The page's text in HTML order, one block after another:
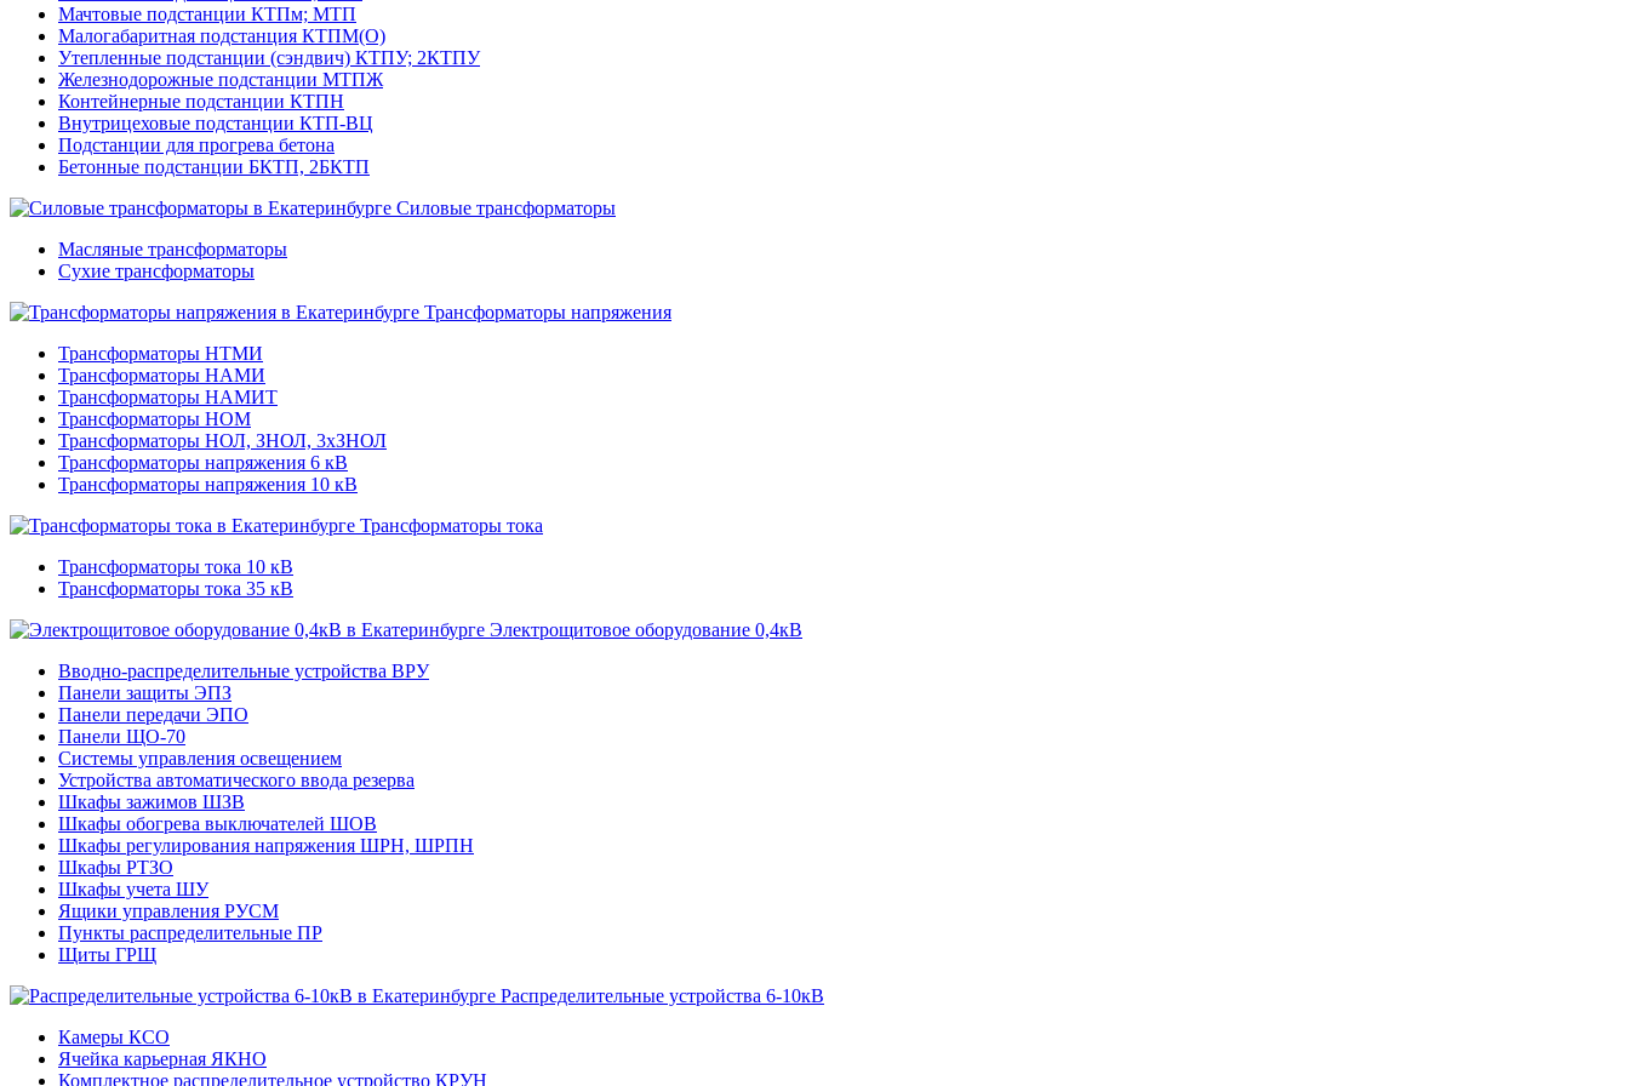
Мачтовые подстанции КТПм; МТП
Малогабаритная подстанция КТПМ(О)
Утепленные подстанции (сэндвич) КТПУ; 2КТПУ
Железнодорожные подстанции МТПЖ
Контейнерные подстанции КТПН
Внутрицеховые подстанции КТП-ВЦ
Подстанции для прогрева бетона
Бетонные подстанции БКТП, 2БКТП
Силовые трансформаторы
Масляные трансформаторы
Сухие трансформаторы
Трансформаторы напряжения
Трансформаторы НТМИ
Трансформаторы НАМИ
Трансформаторы НАМИТ
Трансформаторы НОМ
Трансформаторы НОЛ, ЗНОЛ, 3хЗНОЛ
Трансформаторы напряжения 6 кВ
Трансформаторы напряжения 10 кВ
Трансформаторы тока
Трансформаторы тока 10 кВ
Трансформаторы тока 35 кВ
Электрощитовое оборудование 0,4кВ
Вводно-распределительные устройства ВРУ
Панели защиты ЭПЗ
Панели передачи ЭПО
Панели ЩО-70
Системы управления освещением
Устройства автоматического ввода резерва
Шкафы зажимов ШЗВ
Шкафы обогрева выключателей ШОВ
Шкафы регулирования напряжения ШРН, ШРПН
Шкафы РТЗО
Шкафы учета ШУ
Ящики управления РУСМ
Пункты распределительные ПР
Щиты ГРЩ
Распределительные устройства 6-10кВ
Камеры КСО
Ячейка карьерная ЯКНО
Комплектное распределительное устройство КРУН